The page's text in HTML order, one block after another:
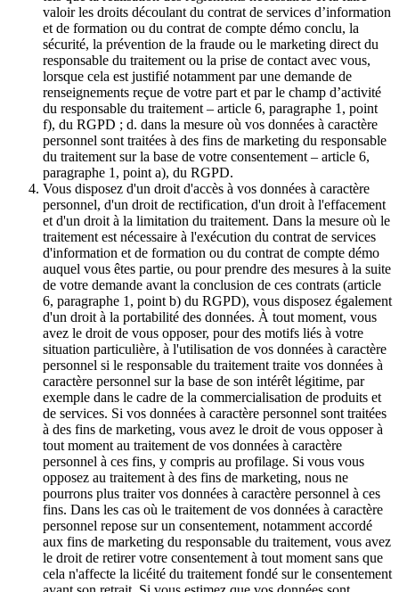
valoir les droits découlant du contrat de services d’information
et de formation ou du contrat de compte démo conclu, la
sécurité, la prévention de la fraude ou le marketing direct du
responsable du traitement ou la prise de contact avec vous,
lorsque cela est justifié notamment par une demande de
renseignements reçue de votre part et par le champ d’activité
du responsable du traitement – article 6, paragraphe 1, point
f), du RGPD ; d. dans la mesure où vos données à caractère
personnel sont traitées à des fins de marketing du responsable
du traitement sur la base de votre consentement – article 6,
paragraphe 1, point a), du RGPD.
Vous disposez d'un droit d'accès à vos données à caractère
personnel, d'un droit de rectification, d'un droit à l'effacement
et d'un droit à la limitation du traitement. Dans la mesure où le
traitement est nécessaire à l'exécution du contrat de services
d'information et de formation ou du contrat de compte démo
auquel vous êtes partie, ou pour prendre des mesures à la suite
de votre demande avant la conclusion de ces contrats (article
6, paragraphe 1, point b) du RGPD), vous disposez également
d'un droit à la portabilité des données. À tout moment, vous
avez le droit de vous opposer, pour des motifs liés à votre
situation particulière, à l'utilisation de vos données à caractère
personnel si le responsable du traitement traite vos données à
caractère personnel sur la base de son intérêt légitime, par
exemple dans le cadre de la commercialisation de produits et
de services. Si vos données à caractère personnel sont traitées
à des fins de marketing, vous avez le droit de vous opposer à
tout moment au traitement de vos données à caractère
personnel à ces fins, y compris au profilage. Si vous vous
opposez au traitement à des fins de marketing, nous ne
pourrons plus traiter vos données à caractère personnel à ces
fins. Dans les cas où le traitement de vos données à caractère
personnel repose sur un consentement, notamment accordé
aux fins de marketing du responsable du traitement, vous avez
le droit de retirer votre consentement à tout moment sans que
cela n'affecte la licéité du traitement fondé sur le consentement